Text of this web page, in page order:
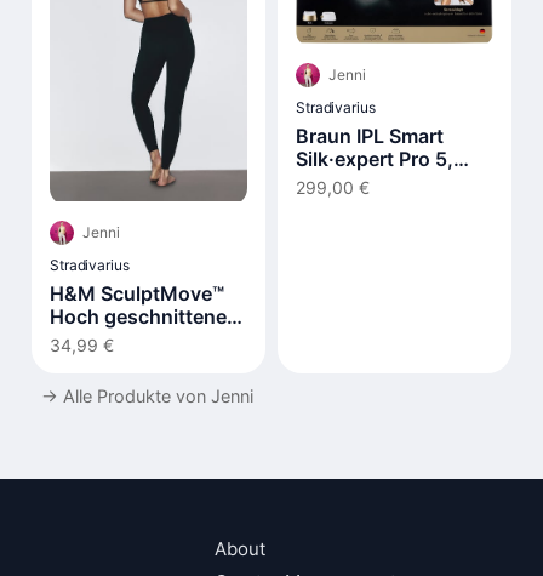
Jenni
Stradivarius
H&M SculptMove™
Hoch geschnittene
Leggings
34,99 €
Jenni
Stradivarius
Braun IPL Smart
Silk·expert Pro 5,
Laser Hair Removal
at Home PL5210
299,00 €
→ Alle Produkte von Jenni
About